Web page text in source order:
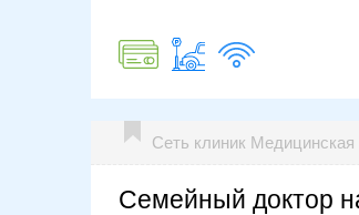
Сеть клиник
Семейный доктор